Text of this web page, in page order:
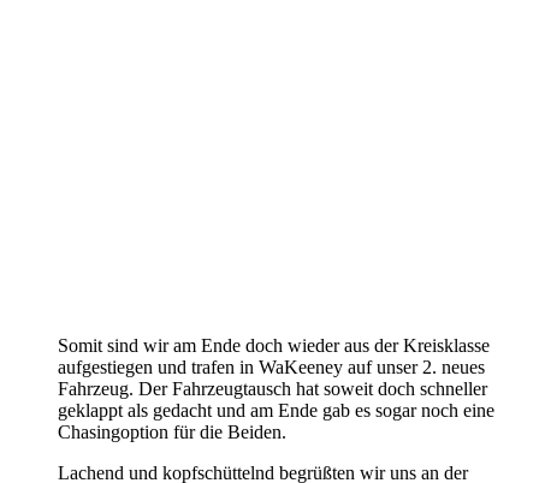
Somit sind wir am Ende doch wieder aus der Kreisklasse
aufgestiegen und trafen in WaKeeney auf unser 2. neues
Fahrzeug. Der Fahrzeugtausch hat soweit doch schneller
geklappt als gedacht und am Ende gab es sogar noch eine
Chasingoption für die Beiden.
Lachend und kopfschüttelnd begrüßten wir uns an der